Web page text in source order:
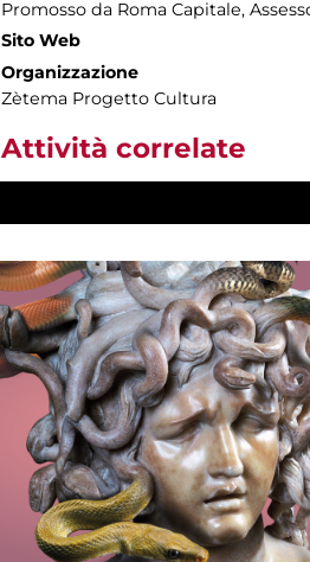
Promosso da Roma Capitale,
Sito Web
Organizzazione
Zètema Progetto Cultura
Attività correlate